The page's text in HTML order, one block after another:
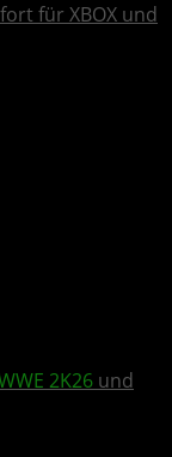
für XBOX und
2K26 und